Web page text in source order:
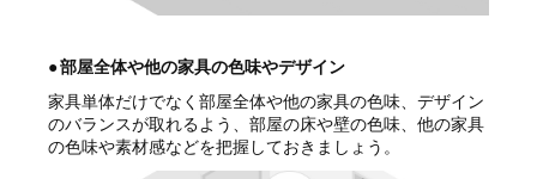
●部屋全体や他の家具の色味やデザイン
家具単体だけでなく部屋全体や他の家具の色味、デザイン
のバランスが取れるよう、部屋の床や壁の色味、他の家具
の色味や素材感などを把握しておきましょう。